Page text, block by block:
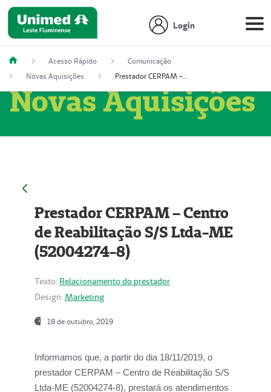
Login
Acesso Rápido
Comunicação
Novas Aquisições
Prestador CERPAM – Centro de Reabilitação S/S Ltda-ME (52004274-8)
Novas Aquisições
Prestador CERPAM – Centro
de Reabilitação S/S Ltda-ME
(52004274-8)
Texto: Relacionamento do prestador
Design: Marketing
18 de outubro, 2019
Informamos que, a partir do dia 18/11/2019, o
prestador CERPAM – Centro de Reabilitação S/S
Ltda-ME (52004274-8), prestará os atendimentos